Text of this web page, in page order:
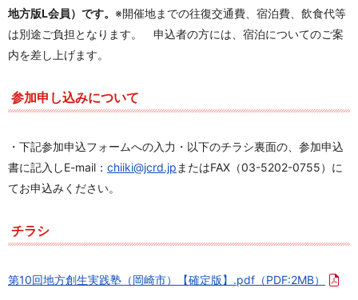
地方版L会員）です。 ※開催地までの往復交通費、宿泊費、飲食代等
は別途ご負担となります。 申込者の方には、宿泊についてのご案
内を差し上げます。
参加申し込みについて
・下記参加申込フォームへの入力・以下のチラシ裏面の、参加申込
書に記入しE-mail： chiiki@jcrd.jp またはFAX（03-5202-0755）に
てお申込みください。
チラシ
第10回地方創生実践塾（岡崎市）【確定版】.pdf （PDF:2MB）